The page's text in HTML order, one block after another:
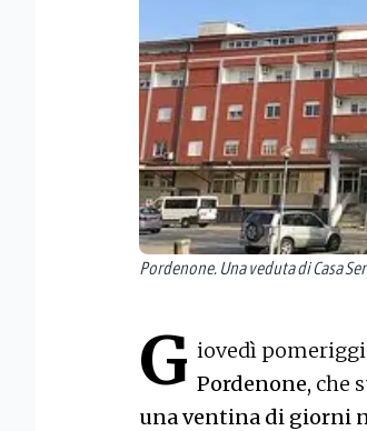
Pordenone. Una veduta di Casa
G iovedì
Pordenone, che
una ventina di giorni